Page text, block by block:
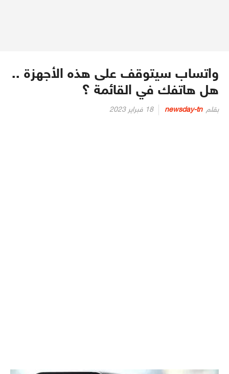
واتساب سيتوقف على هذه الأجهزة ..
هل هاتفك في القائمة ؟
بقلم newsday-tn
Posted
18 فبراير 2023